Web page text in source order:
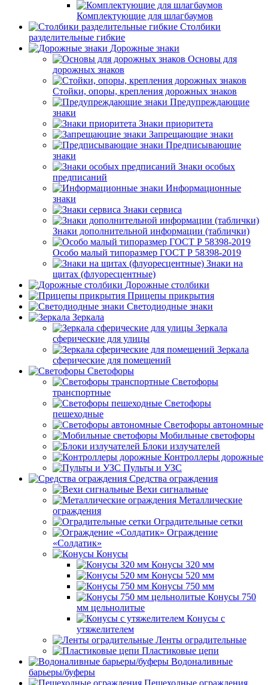
Комплектующие для шлагбаумов
Столбики
разделительные гибкие
Дорожные знаки
Основы для
дорожных знаков
Стойки, опоры, крепления дорожных знаков
Предупреждающие
знаки
Знаки приоритета
Запрещающие знаки
Предписывающие
знаки
Знаки особых
предписаний
Информационные
знаки
Знаки сервиса
Знаки дополнительной информации (таблички)
Особо малый типоразмер ГОСТ Р 58398-2019
Знаки на
щитах (флуоресцентные)
Дорожные столбики
Прицепы прикрытия
Светодиодные знаки
Зеркала
Зеркала
сферические для улицы
Зеркала
сферические для помещений
Светофоры
Светофоры
транспортные
Светофоры
пешеходные
Светофоры автономные
Мобильные светофоры
Блоки излучателей
Контроллеры дорожные
Пульты и УЗС
Средства ограждения
Вехи сигнальные
Металлические
ограждения
Оградительные сетки
Ограждение
«Солдатик»
Конусы
Конусы 320 мм
Конусы 520 мм
Конусы 750 мм
Конусы 750
мм цельнолитые
Конусы с
утяжелителем
Ленты оградительные
Пластиковые цепи
Водоналивные
барьеры/буферы
Пешеходные ограждения